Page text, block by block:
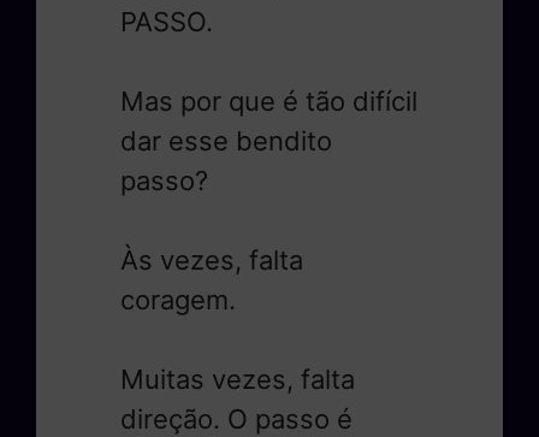
PASSO.
Mas por que é tão difícil
dar esse bendito
passo?
Às vezes, falta
coragem.
Muitas vezes, falta
direção. O passo é